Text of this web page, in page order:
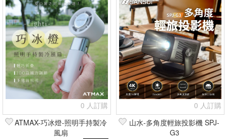
0 人訂購
ATMAX-巧冰燈-照明手持製冷
風扇
0 人訂購
山水-多角度輕旅投影機 SPJ-
G3